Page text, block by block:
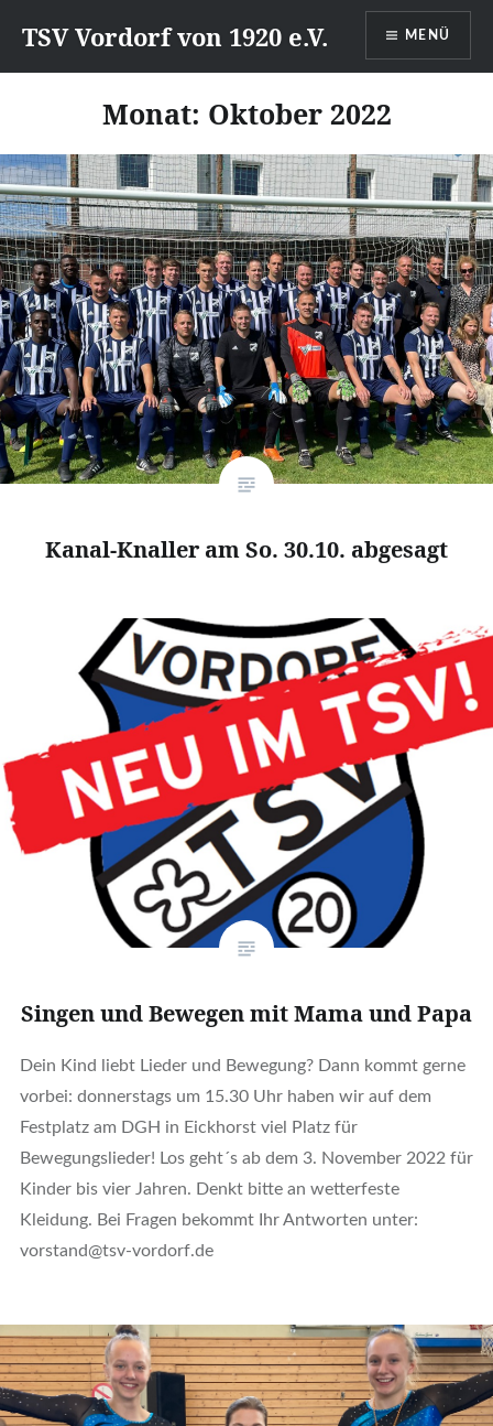
zumTSV Vordorf von 1920 e.V. MENÜ
Monat: Oktober 2022
Kanal-Knaller am So. 30.10. abgesagt
Singen und Bewegen mit Mama und Papa
Dein Kind liebt Lieder und Bewegung? Dann kommt gerne
vorbei: donnerstags um 15.30 Uhr haben wir auf dem
Festplatz am DGH in Eickhorst viel Platz für
Bewegungslieder! Los geht´s ab dem 3. November 2022 für
Kinder bis vier Jahren. Denkt bitte an wetterfeste
Kleidung. Bei Fragen bekommt Ihr Antworten unter:
vorstand@tsv-vordorf.de